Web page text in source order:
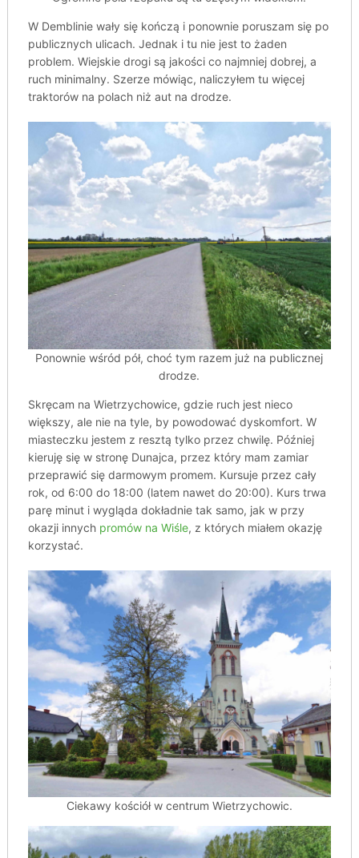
W Demblinie wały się kończą i ponownie poruszam się po
publicznych ulicach. Jednak i tu nie jest to żaden
problem. Wiejskie drogi są jakości co najmniej dobrej, a
ruch minimalny. Szerze mówiąc, naliczyłem tu więcej
traktorów na polach niż aut na drodze.
Ponownie wśród pół, choć tym razem już na publicznej
drodze.
Skręcam na Wietrzychowice, gdzie ruch jest nieco
większy, ale nie na tyle, by powodować dyskomfort. W
miasteczku jestem z resztą tylko przez chwilę. Później
kieruję się w stronę Dunajca, przez który mam zamiar
przeprawić się darmowym promem. Kursuje przez cały
rok, od 6:00 do 18:00 (latem nawet do 20:00). Kurs trwa
parę minut i wygląda dokładnie tak samo, jak w przy
okazji innych promów na Wiśle, z których miałem okazję
korzystać.
Ciekawy kościół w centrum Wietrzychowic.